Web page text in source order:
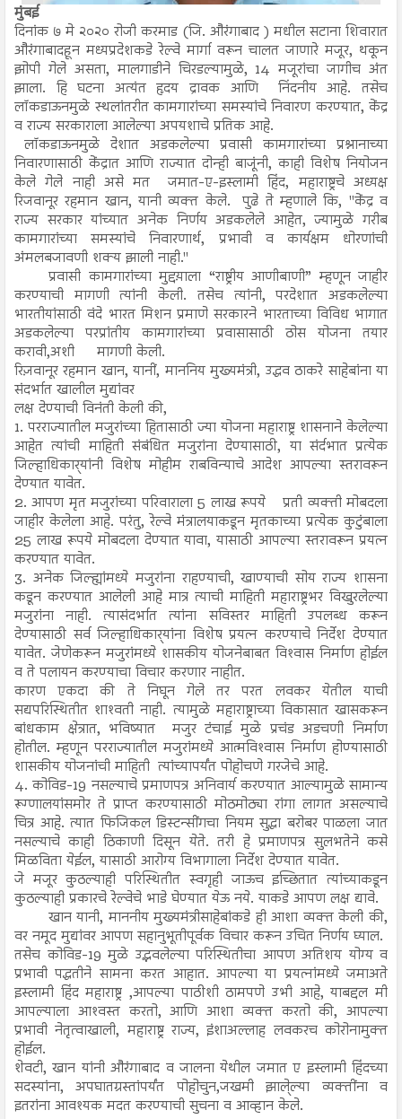
मुंबई
दिनांक ७ मे २०२० रोजी करमाड (जि. औरंगाबाद ) मधील सटाना शिवारात
औरंगाबादहून मध्यप्रदेशकडे रेल्वे मार्गा वरून चालत जाणारे मजूर, थकून
झोपी गेले असता, मालगाडीने चिरडल्यामुळे, 14 मजूरांचा जागीच अंत
झाला. हि घटना अत्यंत हृदय द्रावक आणि निंदनीय आहे. तसेच
लॉकडाऊनमुळे स्थलांतरीत कामगारांच्या समस्यांचे निवारण करण्यात, केंद्र
व राज्य सरकाराला आलेल्या अपयशाचे प्रतिक आहे.
लॉकडाऊनमुळे देशात अडकलेल्या प्रवासी कामगारांच्या प्रश्नानाच्या
निवारणासाठी केंद्रात आणि राज्यात दोन्ही बाजूंनी, काही विशेष नियोजन
केले गेले नाही असे मत जमात-ए-इस्लामी हिंद, महाराष्ट्रचे अध्यक्ष
रिजवानूर रहमान खान, यानी व्यक्त केले. पुढे ते म्हणाले कि, "केंद्र व
राज्य सरकार यांच्यात अनेक निर्णय अडकलेले आहेत, ज्यामुळे गरीब
कामगारांच्या समस्यांचे निवारणार्थ, प्रभावी व कार्यक्षम धोरणांची
अंमलबजावणी शक्य झाली नाही."
प्रवासी कामगारांच्या मुद्दय़ाला “राष्ट्रीय आणीबाणी” म्हणून जाहीर
करण्याची मागणी त्यांनी केली. तसेच त्यांनी, परदेशात अडकलेल्या
भारतीयांसाठी वंदे भारत मिशन प्रमाणे सरकारने भारताच्या विविध भागात
अडकलेल्या परप्रांतीय कामगारांच्या प्रवासासाठी ठोस योजना तयार
करावी,अशी मागणी केली.
रिज़वानूर रहमान खान, यानीं, माननिय मुख्यमंत्री, उद्धव ठाकरे साहेबांना या
संदर्भात खालील मुद्यांवर
लक्ष देण्याची विनंती केली की,
1. परराज्यातील मजुरांच्या हितासाठी ज्या योजना महाराष्ट्र शासनाने केलेल्या
आहेत त्यांची माहिती संबंधित मजुरांना देण्यासाठी, या संर्दभात प्रत्येक
जिल्हाधिकार्‍यांनी विशेष मोहीम राबविन्याचे आदेश आपल्या स्तरावरून
देण्यात यावेत.
2. आपण मृत मजुरांच्या परिवाराला 5 लाख रूपये प्रती व्यक्ती मोबदला
जाहीर केलेला आहे. परंतु, रेल्वे मंत्रालयाकडून मृतकाच्या प्रत्येक कुटुंबाला
25 लाख रूपये मोबदला देण्यात यावा, यासाठी आपल्या स्तरावरून प्रयत्न
करण्यात यावेत.
3. अनेक जिल्ह्यांमध्ये मजुरांना राहण्याची, खाण्याची सोय राज्य शासना
कडून करण्यात आलेली आहे मात्र त्याची माहिती महाराष्ट्रभर विखुरलेल्या
मजुरांना नाही. त्यासंदर्भात त्यांना सविस्तर माहिती उपलब्ध करून
देण्यासाठी सर्व जिल्हाधिकार्‍यांना विशेष प्रयत्न करण्याचे निर्देश देण्यात
यावेत. जेणेकरून मजुरांमध्ये शासकीय योजनेबाबत विश्‍वास निर्माण होईल
व ते पलायन करण्याचा विचार करणार नाहीत.
कारण एकदा की ते निघून गेले तर परत लवकर येतील याची
सद्यपरिस्थितीत शाश्‍वती नाही. त्यामुळे महाराष्ट्राच्या विकासात खासकरून
बांधकाम क्षेत्रात, भविष्यात मजुर टंचाई मुळे प्रचंड अडचणी निर्माण
होतील. म्हणून परराज्यातील मजुरांमध्ये आत्मविश्‍वास निर्माण होण्यासाठी
शासकीय योजनांची माहिती त्यांच्यापर्यंत पोहोचणे गरजेचे आहे.
4. कोविड-19 नसल्याचे प्रमाणपत्र अनिवार्य करण्यात आल्यामुळे सामान्य
रूग्णालयांसमोर ते प्राप्त करण्यासाठी मोठमोठ्या रांगा लागत असल्याचे
चित्र आहे. त्यात फिजिकल डिस्टन्सींगचा नियम सुद्धा बरोबर पाळला जात
नसल्याचे काही ठिकाणी दिसून येते. तरी हे प्रमाणपत्र सुलभतेने कसे
मिळविता येईल, यासाठी आरोग्य विभागाला निर्देश देण्यात यावेत.
जे मजूर कुठल्याही परिस्थितीत स्वगृही जाऊच इच्छितात त्यांच्याकडून
कुठल्याही प्रकारचे रेल्वेचे भाडे घेण्यात येऊ नये. याकडे आपण लक्ष द्यावे.
खान यानी, माननीय मुख्यमंत्रीसाहेबांकडे ही आशा व्यक्त केली की,
वर नमूद मुद्यांवर आपण सहानुभूतीपूर्वक विचार करून उचित निर्णय घ्याल.
तसेच कोविड-19 मुळे उद्भवलेल्या परिस्थितीचा आपण अतिशय योग्य व
प्रभावी पद्धतीने सामना करत आहात. आपल्या या प्रयत्नांमध्ये जमाअते
इस्लामी हिंद महाराष्ट्र ,आपल्या पाठीशी ठामपणे उभी आहे, याबद्दल मी
आपल्याला आश्‍वस्त करतो, आणि आशा व्यक्त करतो की, आपल्या
प्रभावी नेतृत्वाखाली, महाराष्ट्र राज्य, इंशाअल्लाह लवकरच कोरोनामुक्त
होईल.
शेवटी, खान यांनी औरंगाबाद व जालना येथील जमात ए इस्लामी हिंदच्या
सदस्यांना, अपघातग्रस्तांपर्यंत पोहोचुन,जखमी झाले्ल्या व्यक्तींना व
इतरांना आवश्यक मदत करण्याची सुचना व आव्हान केले.